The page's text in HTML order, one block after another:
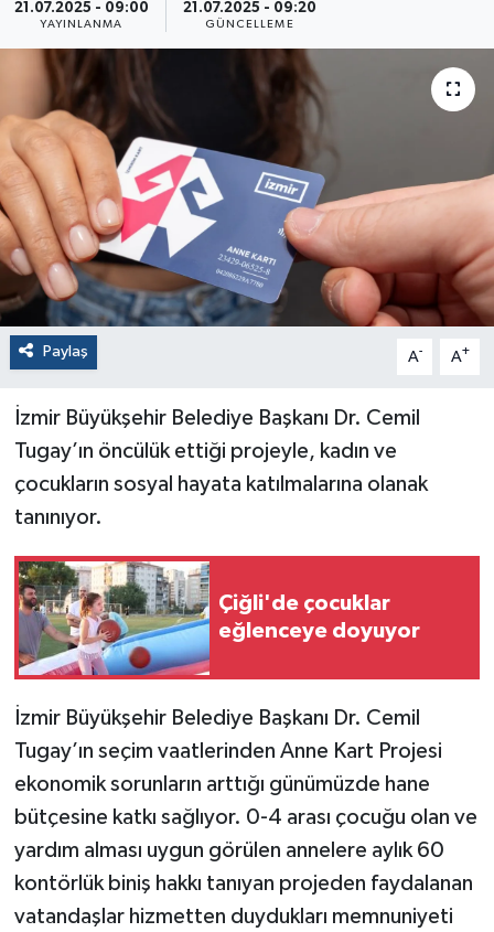
21.07.2025 - 09:00
YAYINLANMA
21.07.2025 - 09:20
GÜNCELLEME
Paylaş A- A+
İzmir Büyükşehir Belediye Başkanı Dr. Cemil
Tugay’ın öncülük ettiği projeyle, kadın ve
çocukların sosyal hayata katılmalarına olanak
tanınıyor.
Çiğli'de çocuklar
eğlenceye doyuyor
İzmir Büyükşehir Belediye Başkanı Dr. Cemil
Tugay’ın seçim vaatlerinden Anne Kart Projesi
ekonomik sorunların arttığı günümüzde hane
bütçesine katkı sağlıyor. 0-4 arası çocuğu olan ve
yardım alması uygun görülen annelere aylık 60
kontörlük biniş hakkı tanıyan projeden faydalanan
vatandaşlar hizmetten duydukları memnuniyeti
Egemax TV